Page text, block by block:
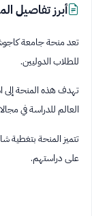
أبرز تفاصيل
تعد منحة جامعة
للطلاب الدوليين.
تهدف هذه المنحة إلى
العالم للدراسة في
تتميز المنحة بتغطية
على دراستهم.